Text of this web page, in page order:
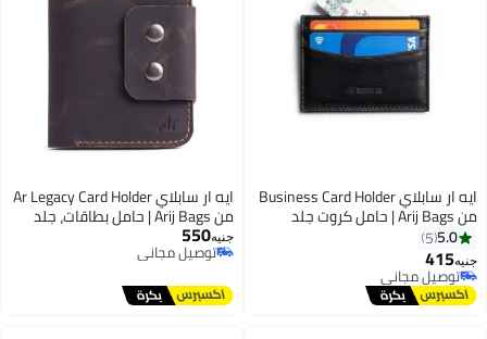
3
ايه ار سابلاي Business Card Holder
من Arij Bags | حامل كروت جلد
أماكن للكروت، مكان للنقود، تصميم
سم) (أسود)
5.0
5
جنيه415
توصيل مجاني
توصيل مجاني
2
ايه ار سابلاي Ar Legacy Card Holder
من Arij Bags | حامل بطاقات، جلد
طبيعي، 6 أماكن للكروت، زر غلق، جنيه550
توصيل مجاني
توصيل مجاني